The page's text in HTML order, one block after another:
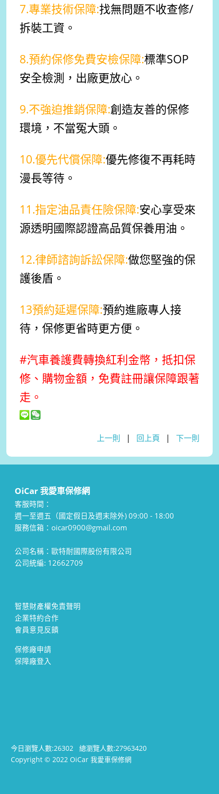
7.專業技術保障:找無問題不收查修/
拆裝工資。
8.預約保修免費安檢保障:標準SOP
安全檢測，出廠更放心。
9.不強迫推銷保障:創造友善的保修
環境，不當冤大頭。
10.優先代償保障:優先修復不再耗時
漫長等待。
11.指定油品責任險保障:安心享受來
源透明國際認證高品質保養用油。
12.律師諮詢訴訟保障:做您堅強的保
護後盾。
13預約延遲保障:預約進廠專人接
待，保修更省時更方便。
#汽車養護費轉換紅利金幣，抵扣保
修、購物金額，免費註冊讓保障跟著
走。
上一則 | 回上頁 |下一則
OiCar 我愛車保修網
客服時間：
週一至週五（國定假日及週末除外) 09:00 - 18:00
服務信箱：oicar0900@gmail.com
公司名稱：歐特耐國際股份有限公司
公司統編: 12662709
智慧財產權免責聲明
企業特約合作
會員意見反饋
保修廠申請
保障廠登入
今日瀏覽人數:26302總瀏覽人數:27963420
Copyright © 2022 OiCar 我愛車保修網